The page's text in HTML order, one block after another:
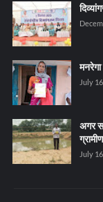
July
अगर
July